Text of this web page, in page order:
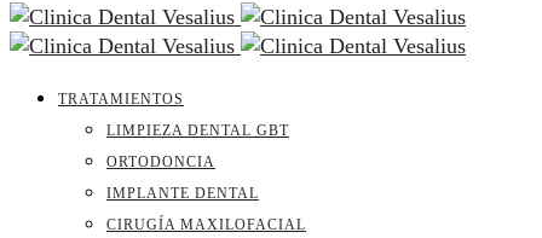
TRATAMIENTOS
LIMPIEZA DENTAL GBT
ORTODONCIA
IMPLANTE DENTAL
CIRUGÍA MAXILOFACIAL